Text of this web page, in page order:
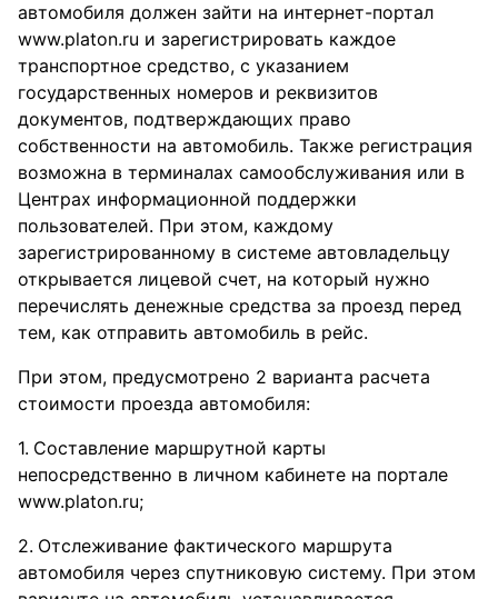
автомобиля должен зайти на интернет-портал
www.platon.ru и зарегистрировать каждое
транспортное средство, с указанием
государственных номеров и реквизитов
документов, подтверждающих право
собственности на автомобиль. Также регистрация
возможна в терминалах самообслуживания или в
Центрах информационной поддержки
пользователей. При этом, каждому
зарегистрированному в системе автовладельцу
открывается лицевой счет, на который нужно
перечислять денежные средства за проезд перед
тем, как отправить автомобиль в рейс.
При этом, предусмотрено 2 варианта расчета
стоимости проезда автомобиля:
Составление маршрутной карты
непосредственно в личном кабинете на портале
www.platon.ru;
Отслеживание фактического маршрута
автомобиля через спутниковую систему. При этом